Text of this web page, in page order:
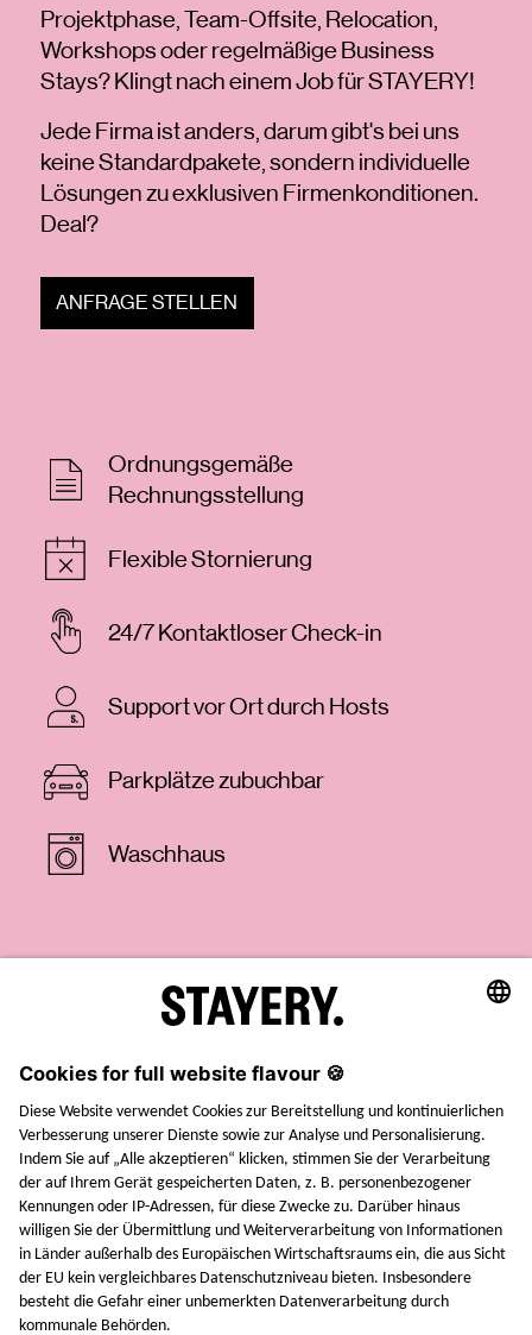
Projektphase, Team-Offsite, Relocation,
Workshops oder regelmäßige Business
Stays? Klingt nach einem Job für STAYERY!
Jede Firma ist anders, darum gibt's bei uns
keine Standardpakete, sondern individuelle
Lösungen zu exklusiven Firmenkonditionen.
Deal?
ANFRAGE STELLEN
Ordnungsgemäße
Rechnungsstellung
Flexible Stornierung
24/7 Kontaktloser Check-in
Support vor Ort durch Hosts
Parkplätze zubuchbar
Waschhaus
STAYERY.
TEL. +49 (0) 30 403 6570 30
SAY HI
JOBS
PRESSE
FAQ
AGB